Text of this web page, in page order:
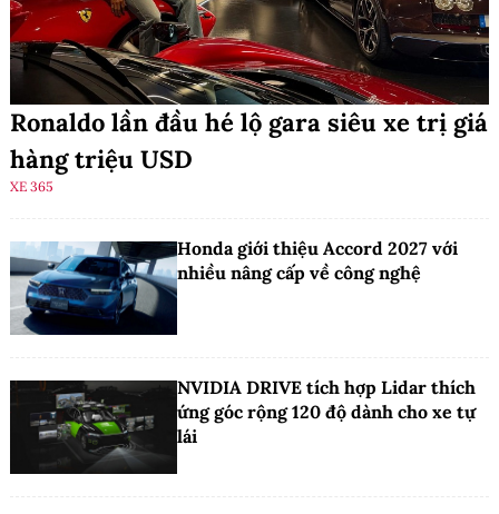
Ronaldo lần đầu hé lộ gara siêu xe trị giá
hàng triệu USD
XE 365
Honda giới thiệu Accord 2027 với
nhiều nâng cấp về công nghệ
NVIDIA DRIVE tích hợp Lidar thích
ứng góc rộng 120 độ dành cho xe tự
lái